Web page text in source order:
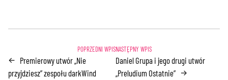
← Premierowy utwór „Nie
przyjdziesz” zespołu darkWind
Daniel Grupa i jego drugi utwór
„Preludium Ostatnie” →